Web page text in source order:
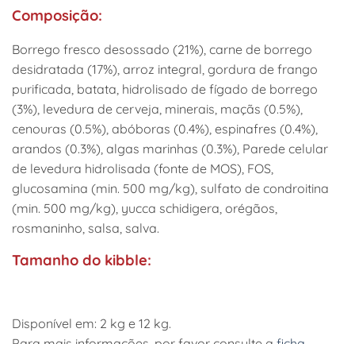
Composição:
Borrego fresco desossado (21%), carne de borrego
desidratada (17%), arroz integral, gordura de frango
purificada, batata, hidrolisado de fígado de borrego
(3%), levedura de cerveja, minerais, maçãs (0.5%),
cenouras (0.5%), abóboras (0.4%), espinafres (0.4%),
arandos (0.3%), algas marinhas (0.3%), Parede celular
de levedura hidrolisada (fonte de MOS), FOS,
glucosamina (min. 500 mg/kg), sulfato de condroitina
(min. 500 mg/kg), yucca schidigera, orégãos,
rosmaninho, salsa, salva.
Tamanho do kibble:
Disponível em: 2 kg e 12 kg.